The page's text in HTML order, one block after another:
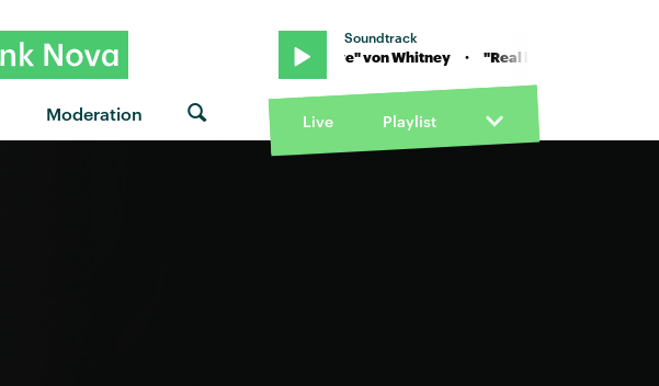
Moderation
Soundtrack
"Real love" von Whitney · "Real love" von Whitney · "Real love" von Whitney
Live Playlist